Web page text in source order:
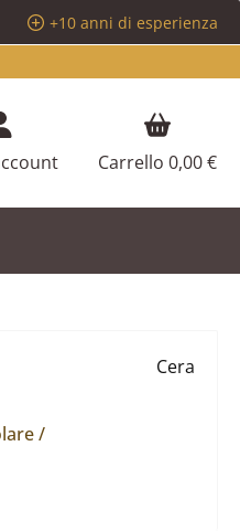
+10 anni di esperienza
nella lista dei desideri
Carrello 0,00 €
/
Cera